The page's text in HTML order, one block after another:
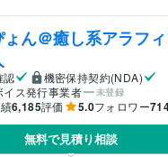
ょん＠癒し系アラフ
認
機密保持契約(NDA)
イス発行事業者
未登録
6,185評価 5.0フォロワー
無料で見積り相談